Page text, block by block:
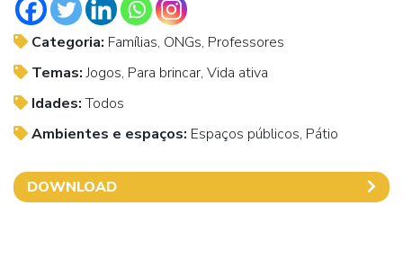
Categoria: Famílias, ONGs, Professores
Temas:Jogos, Para brincar, Vida ativa
Idades:Todos
Ambientes e espaços: Espaços públicos, Pátio
DOWNLOAD